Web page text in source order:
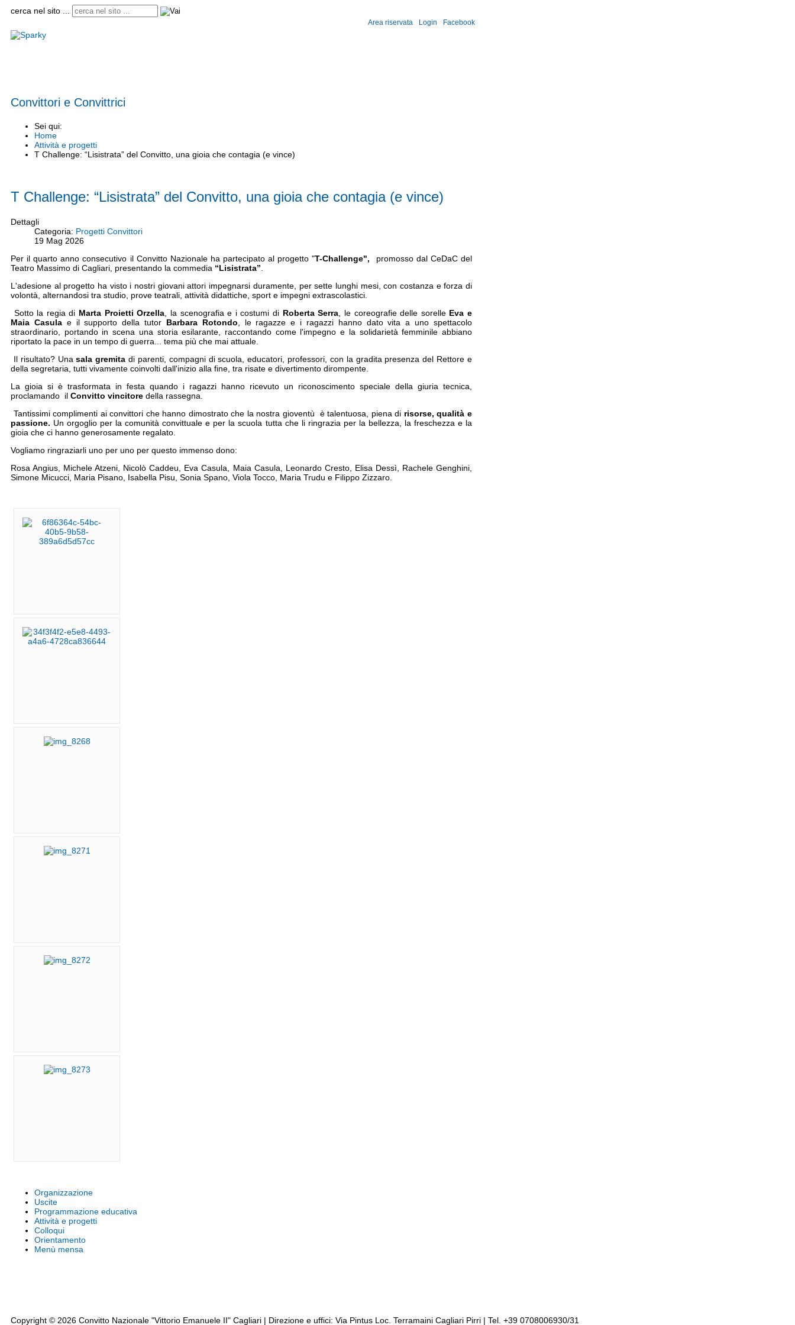
cerca nel sito ...
Area riservata Login Facebook
Convittori e Convittrici
Sei qui:
Home
Attività e progetti
T Challenge: “Lisistrata” del Convitto, una gioia che contagia (e vince)
T Challenge: “Lisistrata” del Convitto, una gioia che contagia (e vince)
Dettagli
Categoria: Progetti Convittori
19 Mag 2026
Per il quarto anno consecutivo il Convitto Nazionale ha partecipato al progetto "T-Challenge",
promosso dal CeDaC del
Teatro Massimo di Cagliari, presentando la commedia “Lisistrata”
L'adesione al progetto ha visto i nostri giovani attori impegnarsi duramente, per sette lunghi mesi, con costanza e forza di
volontà, alternandosi tra studio, prove teatrali, attività didattiche, sport e impegni extrascolastici.
Sotto la regia di Marta Proietti Orzella , la scenografia e i costumi di Roberta Serra , le coreografie delle sorelle Eva e
Maia Casulae il supporto della tutor Barbara Rotondo , le ragazze e i ragazzi hanno dato vita a uno spettacolo
straordinario, portando in scena una storia esilarante, raccontando come l'impegno e la solidarietà femminile abbiano
riportato la pace in un tempo di guerra... tema più che mai attuale.
Il risultato? Unasala gremita di parenti, compagni di scuola, educatori, professori, con la gradita presenza del Rettore e
della segretaria, tutti vivamente coinvolti dall'inizio alla fine, tra risate e divertimento dirompente.
La gioia si è trasformata in festa quando i ragazzi hanno ricevuto un riconoscimento speciale della giuria tecnica,
proclamando il Convitto vincitore della rassegna.
Tantissimi complimenti ai convittori che hanno dimostrato che la nostra gioventù è talentuosa, piena di risorse, qualità e
passione. Un orgoglio per la comunità convittuale e per la scuola tutta che li ringrazia per la bellezza, la freschezza e la
gioia che ci hanno generosamente regalato.
Vogliamo ringraziarli uno per uno per questo immenso dono:
Rosa Angius, Michele Atzeni, Nicolò Caddeu, Eva Casula, Maia Casula, Leonardo Cresto, Elisa Dessì, Rachele Genghini,
Simone Micucci, Maria Pisano, Isabella Pisu, Sonia Spano, Viola Tocco, Maria Trudu e Filippo Zizzaro.
Organizzazione
Uscite
Programmazione educativa
Attività e progetti
Colloqui
Orientamento
Menù mensa
Copyright © 2026 Convitto Nazionale "Vittorio Emanuele II" Cagliari | Direzione e uffici: Via Pintus Loc. Terramaini Cagliari Pirri | Tel. +39 0708006930/31